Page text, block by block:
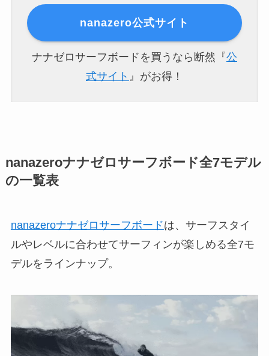
nanazero公式サイト
ナナゼロサーフボードを買うなら断然『公
式サイト 』がお得！
nanazeroナナゼロサーフボード全7モデル
の一覧表
nanazeroナナゼロサーフボードは、サーフスタイ
ルやレベルに合わせてサーフィンが楽しめる全7モ
デルをラインナップ。